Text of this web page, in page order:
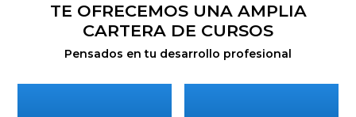
TE OFRECEMOS UNA AMPLIA
CARTERA DE CURSOS
Pensados en tu desarrollo profesional